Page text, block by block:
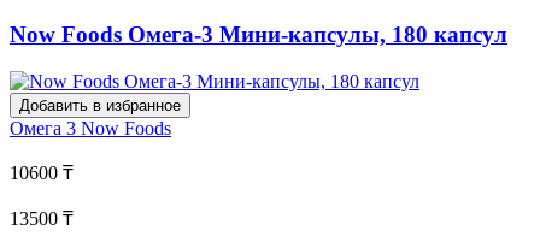
Now Foods Омега-3 Мини-капсулы, 180 капсул
Добавить в избранное
Омега 3 Now Foods
10600 ₸
13500 ₸